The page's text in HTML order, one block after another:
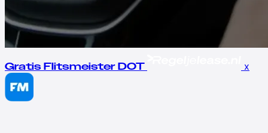
Gratis Flitsmeister DOT x